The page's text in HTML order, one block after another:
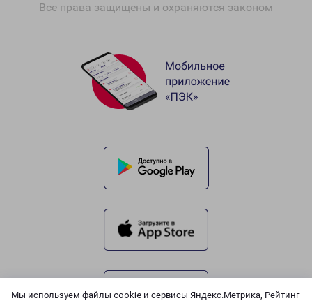
Мы используем файлы cookie и сервисы Яндекс.Метрика, Рейтинг
Все права защищены и охраняются законом